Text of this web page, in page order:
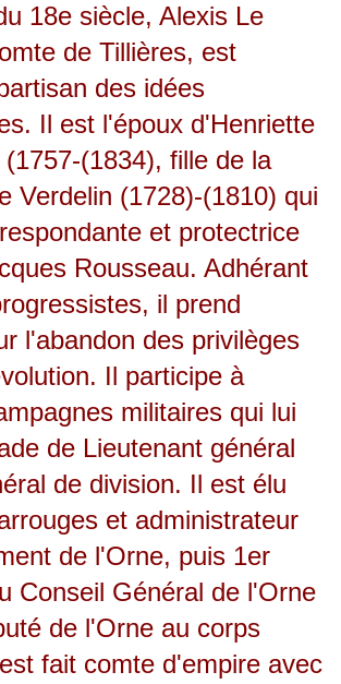
18e siècle, Alexis Le
de Tillières, est
des idées
Il est l'époux d'Henriette
(1834), fille de la
Verdelin (1728)-(1810) qui
et protectrice
Rousseau. Adhérant
il prend
l'abandon des privilèges
Il participe à
militaires qui lui
de Lieutenant général
de division. Il est élu
et administrateur
de l'Orne, puis 1er
Conseil Général de l'Orne
de l'Orne au corps
fait comte d'empire avec